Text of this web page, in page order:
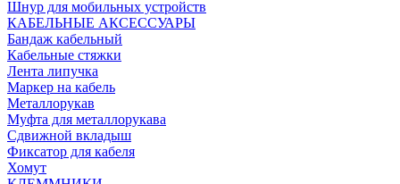
Шнур для мобильных устройств
КАБЕЛЬНЫЕ АКСЕССУАРЫ
Бандаж кабельный
Кабельные стяжки
Лента липучка
Маркер на кабель
Металлорукав
Муфта для металлорукава
Сдвижной вкладыш
Фиксатор для кабеля
Хомут